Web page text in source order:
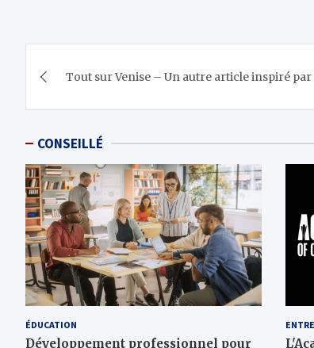
de
Tout sur Venise – Un autre article inspiré
CONSEILLÉ
ÉDUCATION
Développement professionnel pour